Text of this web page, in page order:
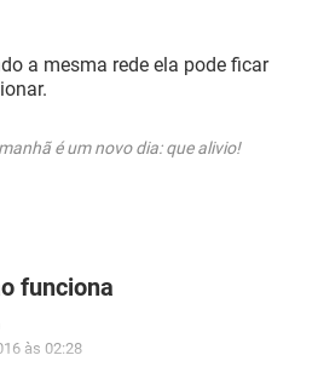
a mesma rede ela pode ficar
é um novo dia: que alivio!
funciona
às 02:28